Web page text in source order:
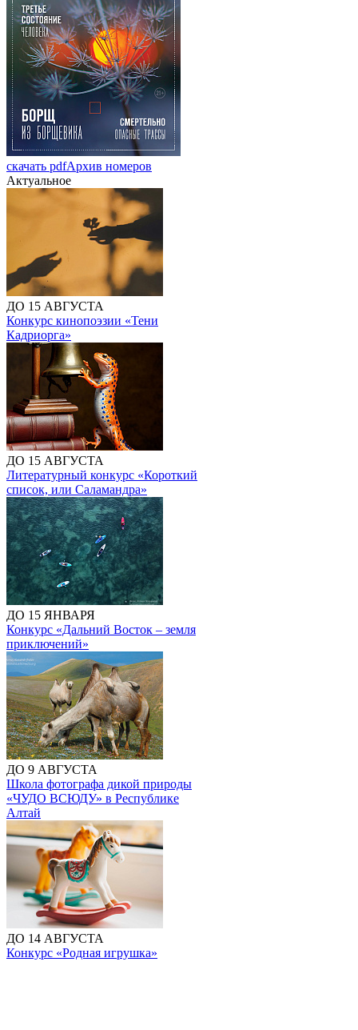
скачать pdfАрхив номеров
Актуальное
ДО 15 АВГУСТА
Конкурс кинопоэзии «Тени
Кадриорга»
ДО 15 АВГУСТА
Литературный конкурс «Короткий
список, или Саламандра»
ДО 15 ЯНВАРЯ
Конкурс «Дальний Восток – земля
приключений»
ДО 9 АВГУСТА
Школа фотографа дикой природы
«ЧУДО ВСЮДУ» в Республике
Алтай
ДО 14 АВГУСТА
Конкурс «Родная игрушка»